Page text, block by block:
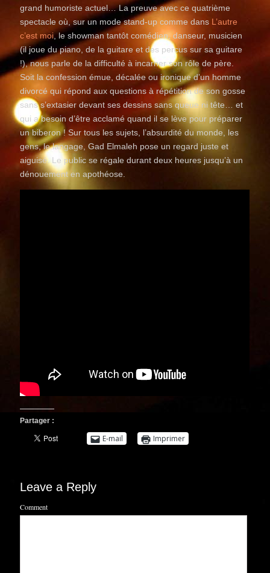
grand humoriste actuel… La preuve avec ce quatrième
spectacle où, sur un mode stand-up comme dans L’autre
c’est moi, le showman tantôt comédien, danseur, musicien
(il joue du piano, de la guitare et des percus sur sa guitare
!), nous parle de la difficulté à incarner son rôle de père.
Soit la confession émue, décalée ou ironique d’un homme
divorcé qui répond aux questions à répétition de son gosse
sans s’extasier devant ses dessins sans queue ni tête… et
qui a besoin d’être acclamé quand il se lève pour préparer
un biberon ! Sur tous les sujets, l’absurdité du monde, les
gens, le langage, Gad Elmaleh pose un regard juste et
aiguisé. Le public se régale durant deux heures jusqu’à un
dénouement en apothéose.
Partager :
E-mail Imprimer
Leave a Reply
Comment